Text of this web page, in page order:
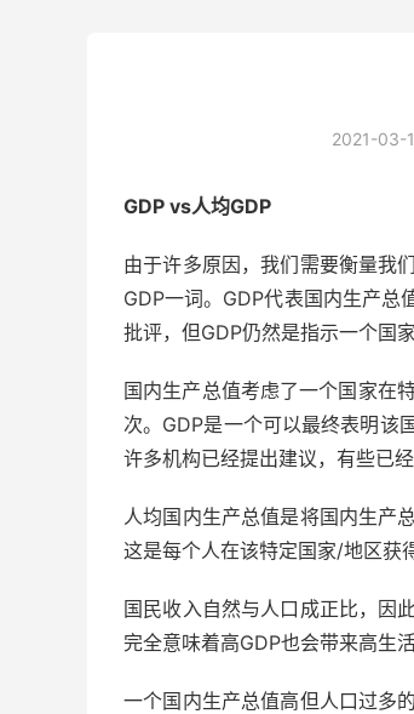
2021-03-
GDP vs人均GDP
由于许多原因，我们需要衡量我
GDP一词。GDP代表国内生产总
批评，但GDP仍然是指示一个国
国内生产总值考虑了一个国家在
次。 GDP是一个可以最终表明该
许多机构已经提出建议，有些已
人均国内生产总值是将国内生产
这是每个人在该特定国家/地区获
国民收入自然与人口成正比，因
完全意味着高GDP也会带来高生活
一个国内生产总值高但人口过多